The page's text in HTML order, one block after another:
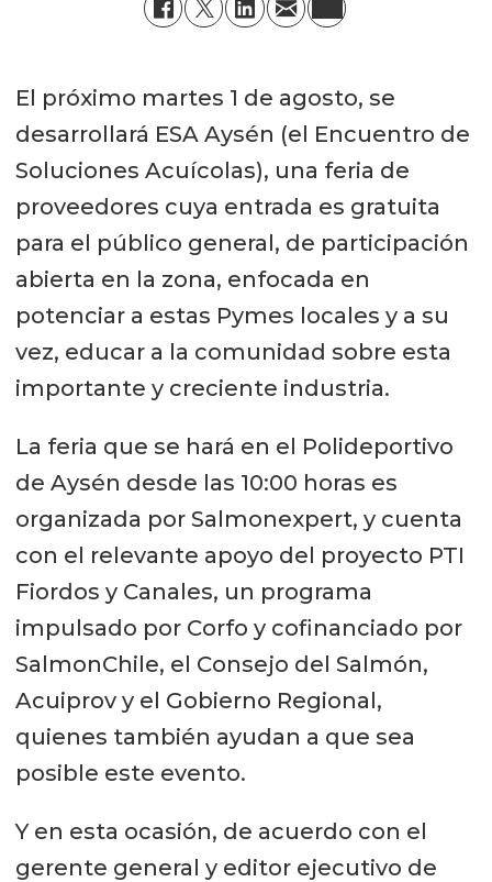
El próximo martes 1 de agosto, se
desarrollará ESA Aysén (el Encuentro de
Soluciones Acuícolas), una feria de
proveedores cuya entrada es gratuita
para el público general, de participación
abierta en la zona, enfocada en
potenciar a estas Pymes locales y a su
vez, educar a la comunidad sobre esta
importante y creciente industria.
La feria que se hará en el Polideportivo
de Aysén desde las 10:00 horas es
organizada por Salmonexpert, y cuenta
con el relevante apoyo del proyecto PTI
Fiordos y Canales, un programa
impulsado por Corfo y cofinanciado por
SalmonChile, el Consejo del Salmón,
Acuiprov y el Gobierno Regional,
quienes también ayudan a que sea
posible este evento.
Y en esta ocasión, de acuerdo con el
gerente general y editor ejecutivo de